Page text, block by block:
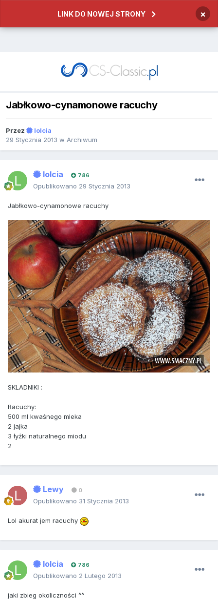
LINK DO NOWEJ STRONY ×
Jabłkowo-cynamonowe racuchy
Przez
lolcia
29 Stycznia 2013 w Archiwum
lolcia 786
Opublikowano 29 Stycznia 2013
Jabłkowo-cynamonowe racuchy
SKLADNIKI :
Racuchy:
500 ml kwaśnego mleka
2 jajka
3 łyżki naturalnego miodu
2
Lewy 0
Opublikowano 31 Stycznia 2013
Lol akurat jem racuchy
lolcia 786
Opublikowano 2 Lutego 2013
jaki zbieg okoliczności ^^